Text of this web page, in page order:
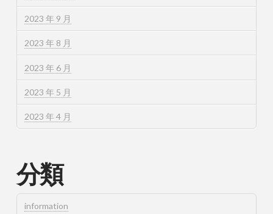
2023 年 9 月
2023 年 8 月
2023 年 6 月
2023 年 5 月
2023 年 4 月
分類
information